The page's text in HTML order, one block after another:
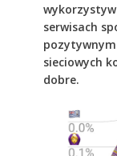
serwisach
pozytywnym
sieciowych
dobre.